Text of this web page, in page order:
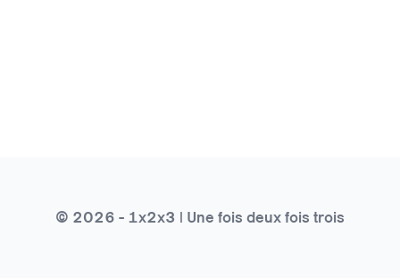
© 2026 - 1x2x3 | Une fois deux fois trois